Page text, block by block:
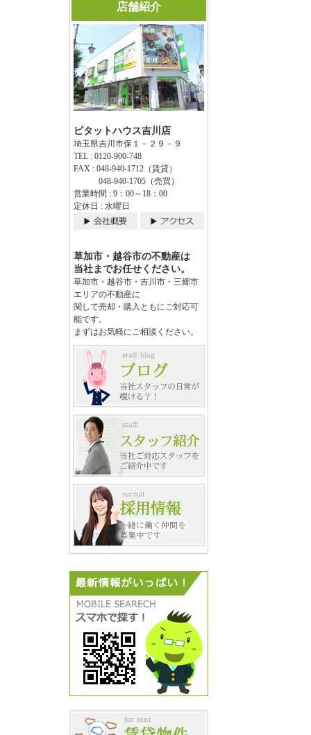
店舗紹介
ピタットハウス吉川店
埼玉県吉川市保１－２９－９
TEL : 0120-900-748
FAX : 048-940-1712（賃貸）
048-940-1705（売買）
営業時間 : 9：00～18：00
定休日 : 水曜日
草加市・越谷市の不動産は
当社までお任せください。
草加市・越谷市・吉川市・三郷市
エリアの不動産に
関して売却・購入ともにご対応可
能です。
まずはお気軽にご相談ください。